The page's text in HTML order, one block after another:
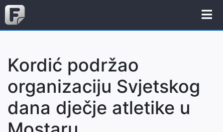
Kordić podržao
organizaciju Svjetskog
dana dječje atletike u